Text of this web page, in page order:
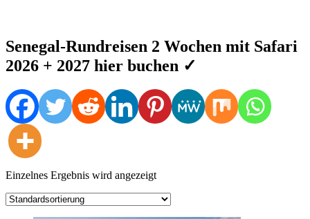
Senegal-Rundreisen 2 Wochen mit Safari
2026 + 2027 hier buchen ✓
Einzelnes Ergebnis wird angezeigt